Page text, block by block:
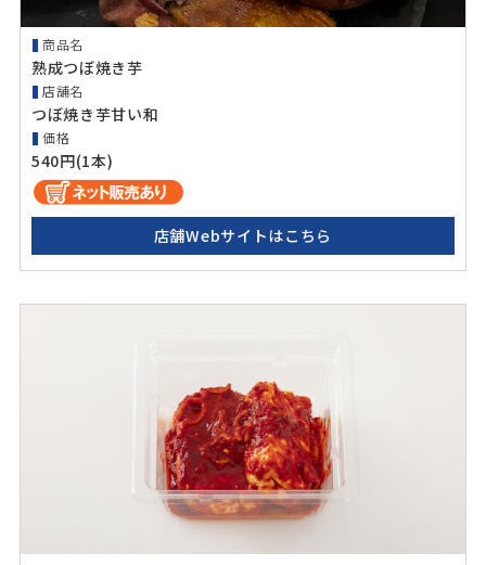
商品名
熟成つぼ焼き芋
店舗名
つぼ焼き芋甘い和
価格
540円(1本)
店舗Webサイトはこちら